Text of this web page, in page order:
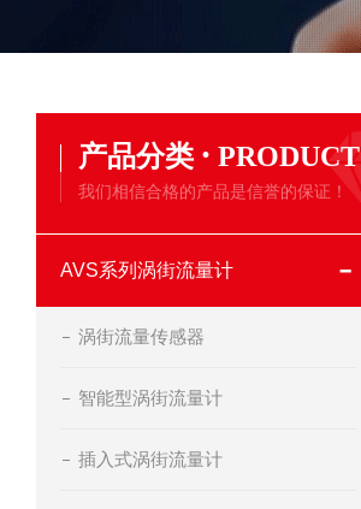
产品分类 · PRODUCT
我们相信合格的产品是信誉的保证！
AVS系列涡街流量计
涡街流量传感器
智能型涡街流量计
插入式涡街流量计